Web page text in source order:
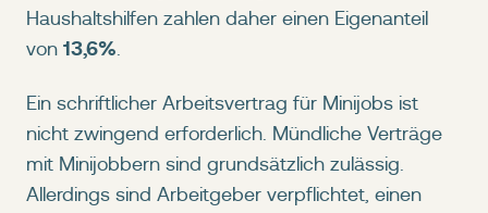
Haushaltshilfen zahlen daher einen Eigenanteil
von 13,6%
Ein schriftlicher Arbeitsvertrag für Minijobs ist
nicht zwingend erforderlich. Mündliche Verträge
mit Minijobbern sind grundsätzlich zulässig.
Allerdings sind Arbeitgeber verpflichtet, einen